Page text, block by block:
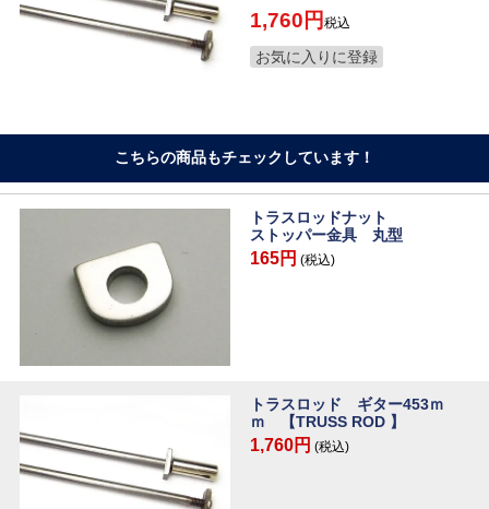
1,760 税込
お気に入りに登録
こちらの商品もチェックしています！
トラスロッドナット
ストッパー金具 丸型
165円 (税込)
トラスロッド ギター453ｍ
ｍ 【TRUSS ROD 】
1,760円 (税込)